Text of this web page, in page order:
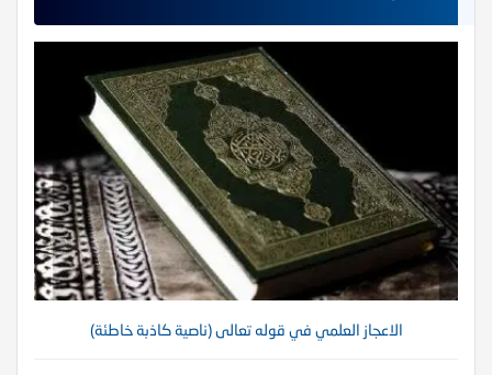
الاعجاز العلمي في قوله تعالى (ناصية كاذبة خاطئة)